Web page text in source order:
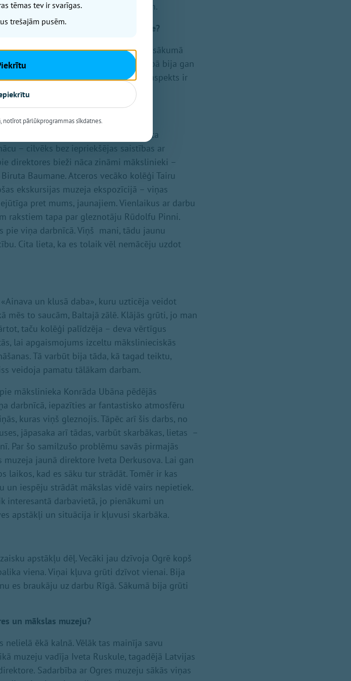
zaļas meitenes līdz pensijas vecumam.
vēsturniece vai izstāžu kuratore?
kurators» vispār nebija. Man varbūt sākumā
muzejā, taču ļoti daudz šajā darbā bija gan
par izstāžu kuratora darbu. Viens aspekts ir
vidē?
Ināra Ņefedova, ļoti kolorīta
– cilvēks bez iepriekšējas saistības ar
direktores bieži nāca zināmi mākslinieki –
Baumane. Atceros vecāko kolēģi Tairu
ekskursijas muzeja ekspozīcijā – viņas
pret mums, jaunajiem. Vienlaikus ar darbu
rakstiem tapa par gleznotāju Rūdolfu Pinni.
pie viņa darbnīcā. Viņš mani, tādu jaunu
Cita lieta, ka es tolaik vēl nemācēju uzdot
un klusā daba», kuru uzticēja veidot
mēs to saucām, Baltajā zālē. Klājās grūti, jo man
taču kolēģi palīdzēja – deva vērtīgus
lai apgaismojums izceltu mākslinieciskās
Tā varbūt bija tāda, kā tagad teiktu,
veidoja pamatu tālākam darbam.
mākslinieka Konrāda Ubāna pēdējās
darbnīcā, iepazīties ar fantastisko atmosfēru
kuras viņš gleznojis. Tāpēc arī šis darbs, no
jāpasaka arī tādas, varbūt skarbākas, lietas –
Par šo samilzušo problēmu savās pirmajās
jaunā direktore Iveta Derkusova. Lai gan
laikos, kad es sāku tur strādāt. Tomēr ir kas
un iespēju strādāt mākslas vidē vairs nepietiek.
interesantā darbavietā, jo pienākumi un
apstākļi un situācija ir kļuvusi skarbāka.
apstākļu dēļ. Vecāki jau dzīvoja Ogrē kopš
viena. Viņai kļuva grūti dzīvot vienai. Bija
es braukāju uz darbu Rīgā. Sākumā bija grūti
un mākslas muzeju?
nelielā ēkā kalnā. Vēlāk tas mainīja savu
muzeju vadīja Iveta Ruskule, tagadējā Latvijas
Sadarbība ar Ogres muzeju sākās viņas
tēmas tev ir svarīgas.
trešajām pusēm.
pārlūkprogrammas sīkdatnes.